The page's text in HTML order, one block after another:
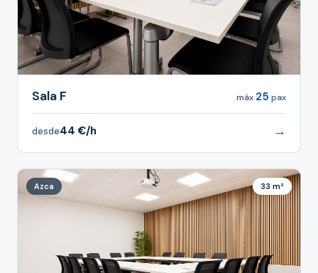
Sala F máx 25 pax
desde44 €/h →
Azca 33 m²